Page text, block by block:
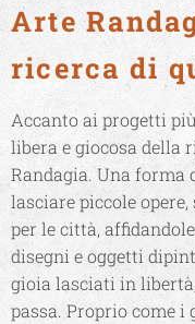
Arte
ricerca di
Accanto ai progetti
libera e giocosa della
Randagia. Una forma
lasciare piccole
per le città,
disegni e oggetti
gioia lasciati in
passa. Proprio come i